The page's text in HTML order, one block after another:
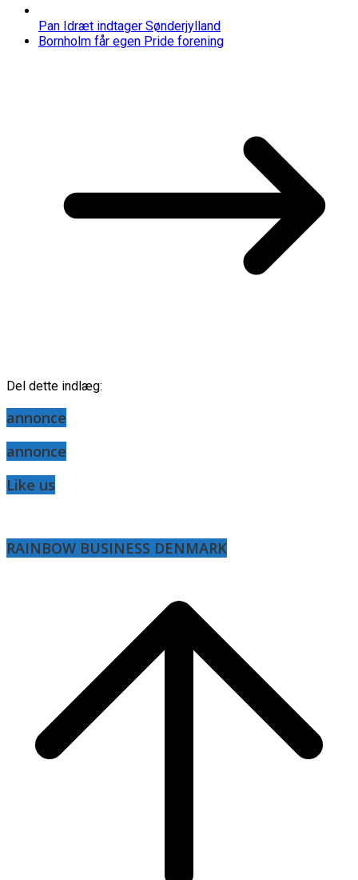
Pan Idræt indtager Sønderjylland
Bornholm får egen Pride forening
Del dette indlæg:
annonce
annonce
Like us
RAINBOW BUSINESS DENMARK